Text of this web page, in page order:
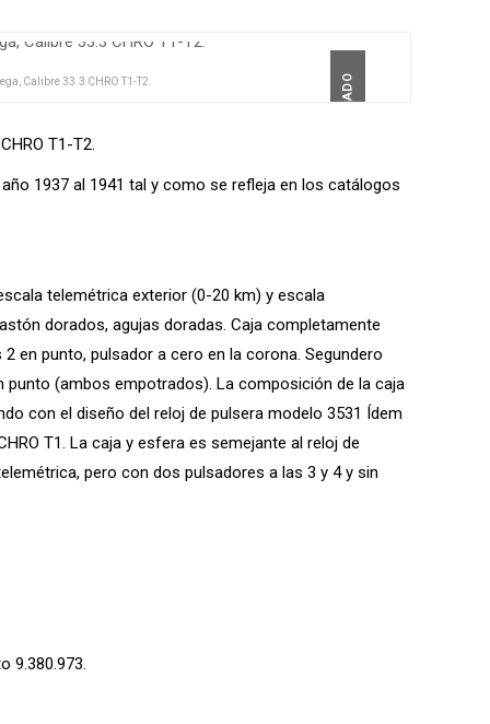
DESTACADO
Calibre 33.3 CHRO T1-T2.
T1-T2.
1937 al 1941 tal y como se refleja en los catálogos
telemétrica exterior (0-20 km) y escala
dorados, agujas doradas. Caja completamente
en punto, pulsador a cero en la corona. Segundero
(ambos empotrados). La composición de la caja
con el diseño del reloj de pulsera modelo 3531 Ídem
T1. La caja y esfera es semejante al reloj de
pero con dos pulsadores a las 3 y 4 y sin
9.380.973.